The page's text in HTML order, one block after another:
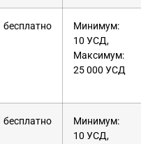
бесплатно
Минимум:
10 УСД,
Максимум:
25 000 УСД
бесплатно
Минимум:
10 УСД,